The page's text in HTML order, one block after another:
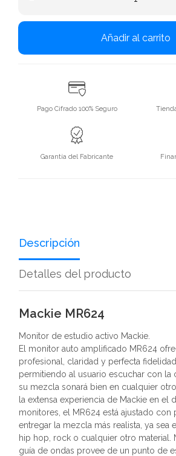
Añadir al carrito
Pago Cifrado 100% Seguro
Garantía del Fabricante
Descripción
Detalles del producto
Mackie MR624
Monitor de estudio activo Mackie.
El monitor auto amplificado MR624
profesional, claridad y perfecta
permitiendo al usuario escuchar con la
su mezcla sonará bien en cualquier
la extensa experiencia de Mackie en el
monitores, el MR624 está ajustado con
entregar la mezcla más realista, ya sea
hip hop, rock o cualquier otro material.
guía de ondas provee de un punto de